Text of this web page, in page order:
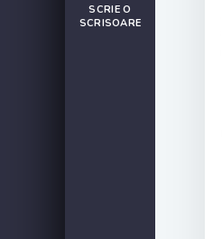
SCRIE O
SCRISOARE